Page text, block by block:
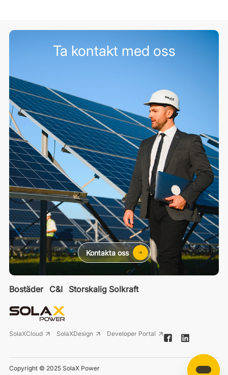
Bostäder C&I Storskalig Solkraft
SolaXCloud SolaXDesign Developer Portal
Copyright © 2025 SolaX Power
Ta kontakt med oss
Kontakta oss